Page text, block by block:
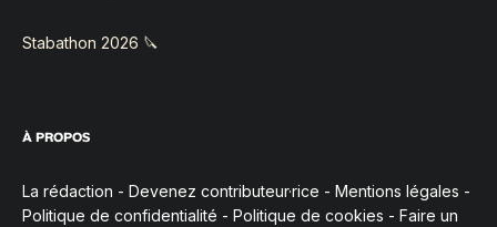
Stabathon 2026 🔪
À PROPOS
La rédaction - Devenez contributeur·rice - Mentions légales -
Politique de confidentialité - Politique de cookies - Faire un